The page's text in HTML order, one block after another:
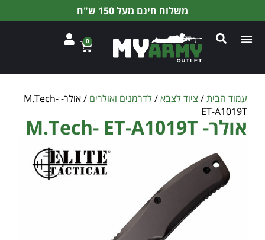
משלוח חינם מעל 150 ש"ח
0
עמוד הבית/ ציוד לצבא/לדרמנים ואולרים
/ אולר- M.Tech-
ET-A1019T
אולר- M.Tech- ET-A1019T